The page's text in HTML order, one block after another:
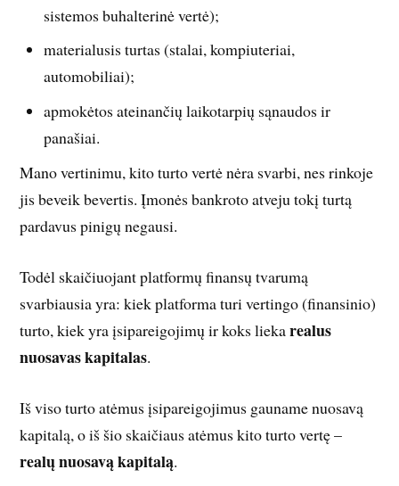
sistemos buhalterinė vertė);
materialusis turtas (stalai, kompiuteriai,
automobiliai);
apmokėtos ateinančių laikotarpių sąnaudos ir
panašiai.
Mano vertinimu, kito turto vertė nėra svarbi, nes rinkoje
jis beveik bevertis. Įmonės bankroto atveju tokį turtą
pardavus pinigų negausi.
Todėl skaičiuojant platformų finansų tvarumą
svarbiausia yra: kiek platforma turi vertingo (finansinio)
turto, kiek yra įsipareigojimų ir koks liekarealus
nuosavas kapitalas.
Iš viso turto atėmus įsipareigojimus gauname nuosavą
kapitalą, o iš šio skaičiaus atėmus kito turto vertę –
realų nuosavą kapitalą.